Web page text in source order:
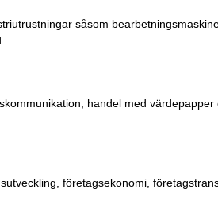
såsom
handel med
företagsekonomi,